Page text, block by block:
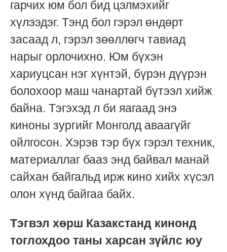
гарчих юм бол бид цэлмэхийг
хүлээдэг. Тэнд бол гэрэл өндөрт
засаад л, гэрэл зөөллөгч тавиад
нарыг орлочихно. Юм бүхэн
хариуцсан нэг хүнтэй, бүрэн дүүрэн
болохоор маш чанартай бүтээл хийж
байна. Тэгэхэд л би яагаад энэ
киноны зургийг Монголд аваагүйг
ойлгосон. Хэрэв тэр бүх гэрэл техник,
материаллаг бааз энд байвал манай
сайхан байгальд ирж кино хийх хүсэл
олон хүнд байгаа байх.
Тэгвэл хөрш Казакстанд кинонд
тоглохдоо таны харсан зүйлс юу